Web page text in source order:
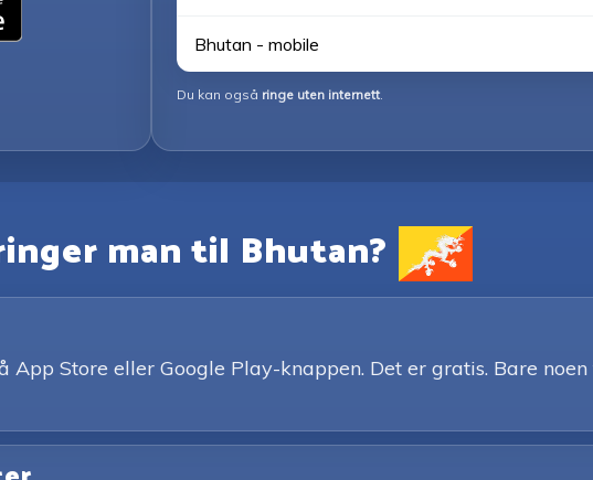
Bhutan - mobile
Du kan også ringe uten internett.
man til Bhutan?
Store eller Google Play-knappen. Det er gratis. Bare